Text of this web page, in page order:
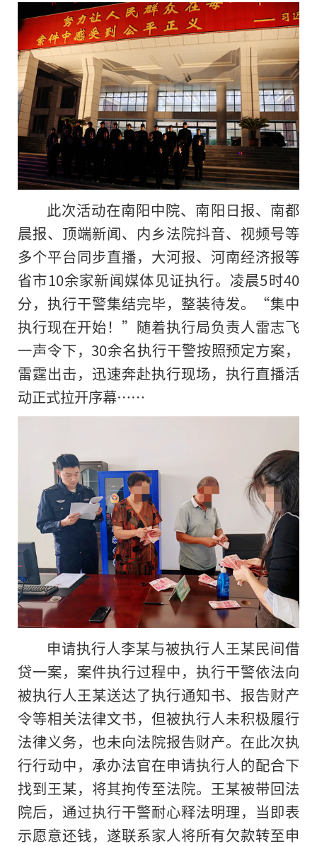
此次活动在南阳中院、南阳日报、南都
晨报、顶端新闻、内乡法院抖音、视频号等
多个平台同步直播，大河报、河南经济报等
省市10余家新闻媒体见证执行。凌晨5时40
分，执行干警集结完毕，整装待发。“集中
执行现在开始！”随着执行局负责人雷志飞
一声令下，30余名执行干警按照预定方案，
雷霆出击，迅速奔赴执行现场，执行直播活
动正式拉开序幕……
申请执行人李某与被执行人王某民间借
贷一案，案件执行过程中，执行干警依法向
被执行人王某送达了执行通知书、报告财产
令等相关法律文书，但被执行人未积极履行
法律义务，也未向法院报告财产。在此次执
行行动中，承办法官在申请执行人的配合下
找到王某，将其拘传至法院。王某被带回法
院后，通过执行干警耐心释法明理，当即表
示愿意还钱，遂联系家人将所有欠款转至申